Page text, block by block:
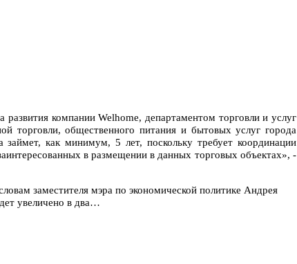
компании Welhome, департаментом торговли и услуг
торговли, общественного питания и бытовых услуг города
как минимум, 5 лет, поскольку требует координации
в размещении в данных торговых объектах», -
заместителя мэра по экономической политике Андрея
увеличено в два…